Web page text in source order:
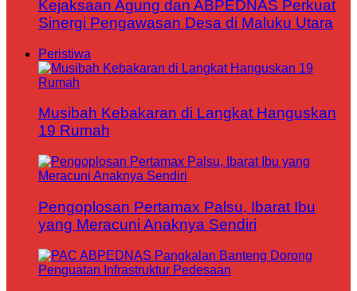
Kejaksaan Agung dan ABPEDNAS Perkuat
Sinergi Pengawasan Desa di Maluku Utara
Peristiwa
Musibah Kebakaran di Langkat Hanguskan
19 Rumah
Pengoplosan Pertamax Palsu, Ibarat Ibu
yang Meracuni Anaknya Sendiri